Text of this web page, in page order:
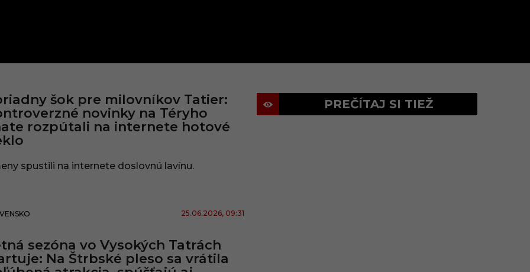
šok pre milovníkov Tatier:
novinky na Téryho
rozpútali na internete hotové
spustili na internete doslovnú lavínu.
25.06.2026, 09:31
sezóna vo Vysokých Tatrách
Na Štrbské pleso sa vrátila
PREČÍTAJ SI TIEŽ